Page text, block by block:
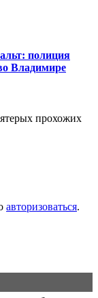
полиция
Владимире
прохожих
авторизоваться.